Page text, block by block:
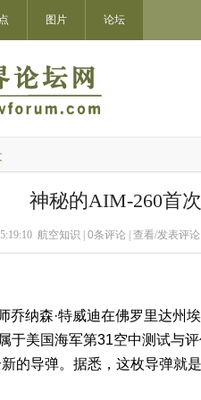
图片 论坛
神秘的AIM-260首
航空知识 | 0条评论 | 查看/发表评论
乔纳森·特威迪在佛罗里达州
于美国海军第31空中测试与
的导弹。据悉，这枚导弹就